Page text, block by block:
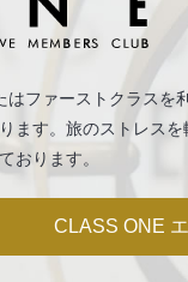
ファーストクラス
ます。旅のストレス
おります。
CLASS ONE